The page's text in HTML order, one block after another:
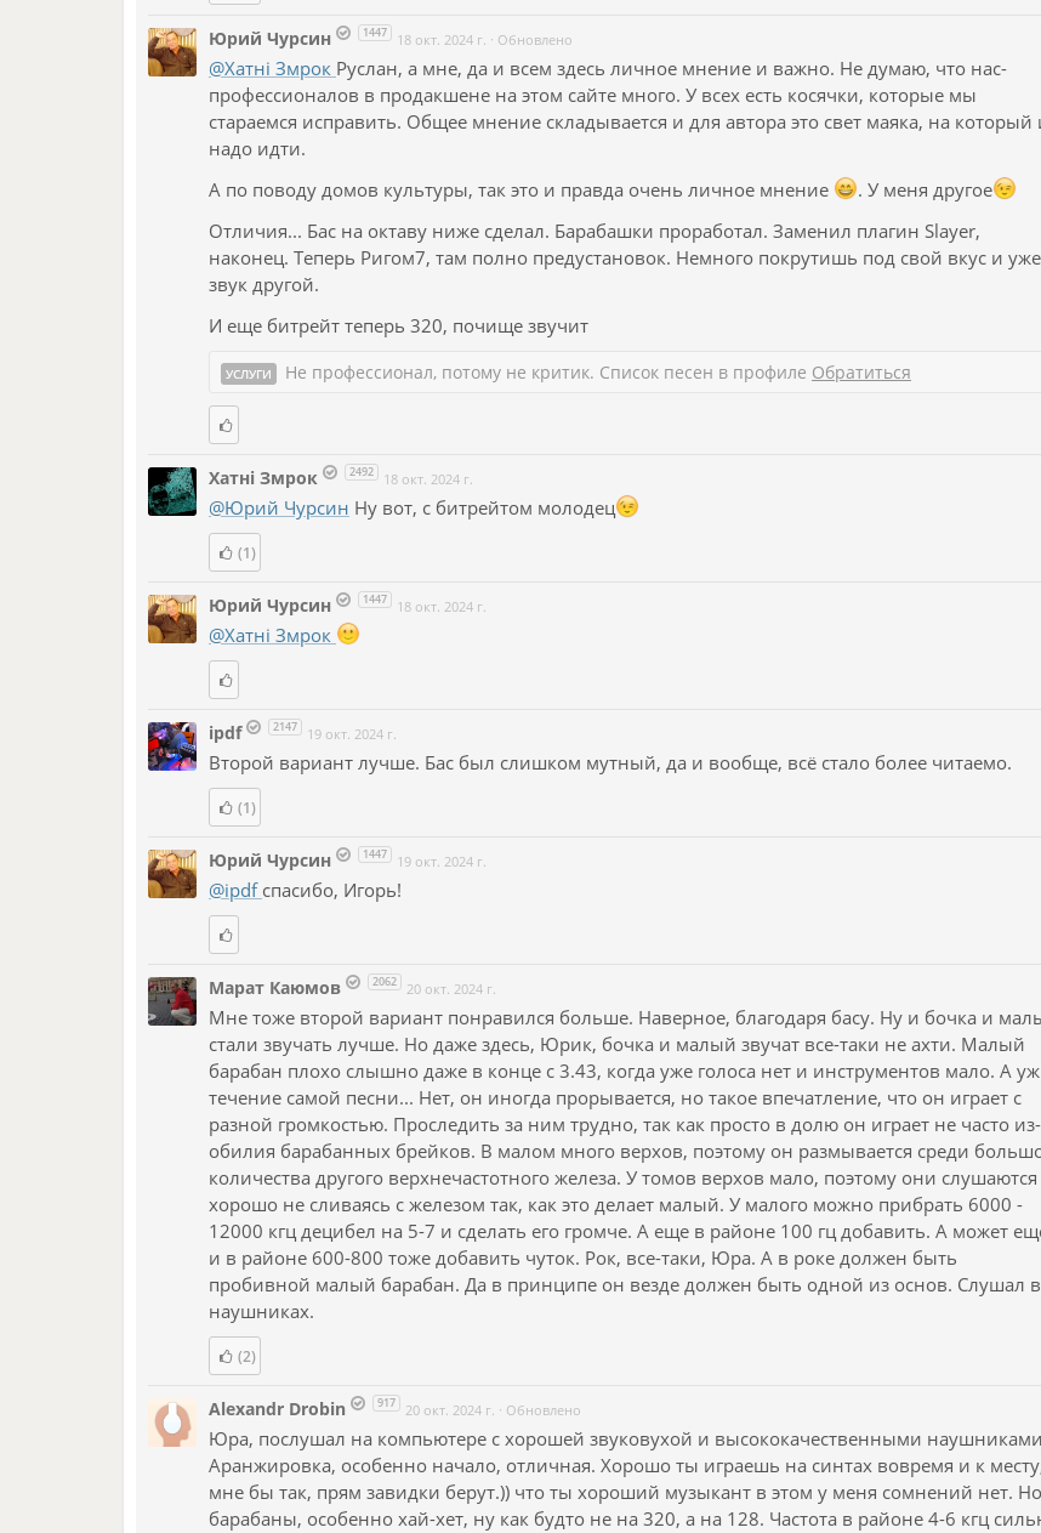
Юрий Чурсин 1447 18 окт. 2024 г. · Обновлено
@Хатнi Змрок Руслан, а мне, да и всем здесь личное мнение и важно. Не думаю, что нас-
профессионалов в продакшене на этом сайте много. У всех есть косячки, которые мы
стараемся исправить. Общее мнение складывается и для автора это свет маяка, на который
надо идти.
А по поводу домов культуры, так это и правда очень личное мнение
. У меня другое
Отличия... Бас на октаву ниже сделал. Барабашки проработал. Заменил плагин Slayer,
наконец. Теперь Ригом7, там полно предустановок. Немного покрутишь под свой вкус и уже
звук другой.
И еще битрейт теперь 320, почище звучит
УСЛУГИ Не профессионал, потому не критик. Список песен в профиле Обратиться
Хатнi Змрок 2492 18 окт. 2024 г.
@Юрий Чурсин Ну вот, с битрейтом молодец
(1)
Юрий Чурсин 1447 18 окт. 2024 г.
@Хатнi Змрок
ipdf 2147 19 окт. 2024 г.
Второй вариант лучше. Бас был слишком мутный, да и вообще, всё стало более читаемо.
(1)
Юрий Чурсин 1447 19 окт. 2024 г.
@ipdf спасибо, Игорь!
Марат Каюмов 2062 20 окт. 2024 г.
Мне тоже второй вариант понравился больше. Наверное, благодаря басу. Ну и бочка и
стали звучать лучше. Но даже здесь, Юрик, бочка и малый звучат все-таки не ахти. Малый
барабан плохо слышно даже в конце с 3.43, когда уже голоса нет и инструментов мало. А
течение самой песни... Нет, он иногда прорывается, но такое впечатление, что он играет с
разной громкостью. Проследить за ним трудно, так как просто в долю он играет не часто
обилия барабанных брейков. В малом много верхов, поэтому он размывается среди
количества другого верхнечастотного железа. У томов верхов мало, поэтому они слушаются
хорошо не сливаясь с железом так, как это делает малый. У малого можно прибрать 6000 -
12000 кгц децибел на 5-7 и сделать его громче. А еще в районе 100 гц добавить. А может
и в районе 600-800 тоже добавить чуток. Рок, все-таки, Юра. А в роке должен быть
пробивной малый барабан. Да в принципе он везде должен быть одной из основ. Слушал в
наушниках.
(2)
Alexandr Drobin 917 20 окт. 2024 г. · Обновлено
Юра, послушал на компьютере с хорошей звуковухой и высококачественными
Аранжировка, особенно начало, отличная. Хорошо ты играешь на синтах вовремя и к
мне бы так, прям завидки берут.)) что ты хороший музыкант в этом у меня сомнений нет. Но
барабаны, особенно хай-хет, ну как будто не на 320, а на 128. Частота в районе 4-6 кгц